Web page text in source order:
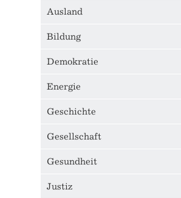
Ausland
Bildung
Demokratie
Energie
Geschichte
Gesellschaft
Gesundheit
Justiz